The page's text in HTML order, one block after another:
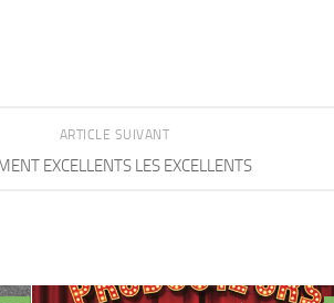
ARTICLE SUIVANT
EXCELLENTS LES EXCELLENTS